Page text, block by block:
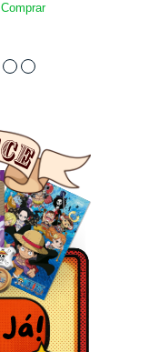
Comprar